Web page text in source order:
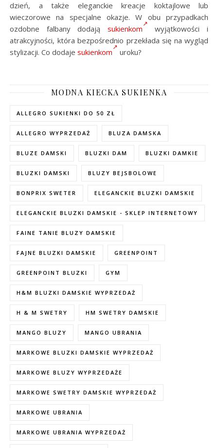
dzień, a także eleganckie kreacje koktajlowe lub
wieczorowe na specjalne okazje. W obu przypadkach
ozdobne falbany dodają sukienkom
wyjątkowości i
atrakcyjności, która bezpośrednio przekłada się na wygląd
stylizacji. Co dodaje sukienkom uroku?
MODNA KIECKA SUKIENKA
ALLEGRO SUKIENKI DO 50 ZŁ
ALLEGRO WYPRZEDAŻ BLUZA DAMSKA
BLUZE DAMSKI BLUZKI DAM BLUZKI DAMKIE
BLUZKI DAMSKI BLUZY BEJSBOLOWE
BONPRIX SWETER ELEGANCKIE BLUZKI DAMSKIE
ELEGANCKIE BLUZKI DAMSKIE - SKLEP INTERNETOWY
FAINE TANIE BLUZY DAMSKIE
FAJNE BLUZKI DAMSKIE GREENPOINT
GREENPOINT BLUZKI GYM
H&M BLUZKI DAMSKIE WYPRZEDAŻ
H & M SWETRY HM SWETRY DAMSKIE
MANGO BLUZY MANGO UBRANIA
MARKOWE BLUZKI DAMSKIE WYPRZEDAŻ
MARKOWE BLUZY WYPRZEDAŻE
MARKOWE SWETRY DAMSKIE WYPRZEDAŻ
MARKOWE UBRANIA
MARKOWE UBRANIA WYPRZEDAŻ